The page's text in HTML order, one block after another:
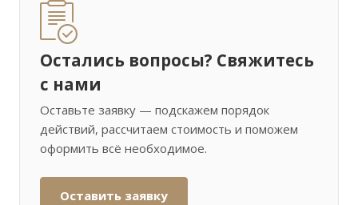
Остались вопросы? Свяжитесь
с нами
Оставьте заявку — подскажем порядок
действий, рассчитаем стоимость и поможем
оформить всё необходимое.
Оставить заявку